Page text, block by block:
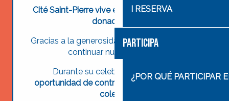
I RESERVA
PARTICIPA
¿POR QUÉ PARTICIPAR
Cité Saint-Pierre vive exclusivamente de las
donaciones.
Gracias a la generosidad de todos podemos
continuar nuestra misión.
Durante su celebración, tendrála
oportunidad de contribuir organizando una
colecta.